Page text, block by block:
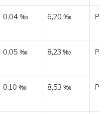
0,04 ‰ 6,20 ‰
0,05 ‰ 8,23 ‰
0,10 ‰ 8,53 ‰